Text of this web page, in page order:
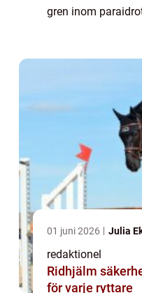
gren inom
01 juni 2026 Julia
redaktionel
Ridhjälm säkerhet, passform och stil
för varje ryttare